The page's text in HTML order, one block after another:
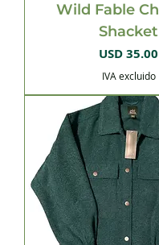
Wild Fable
Shacket
Precio
USD 35.00
IVA excluido